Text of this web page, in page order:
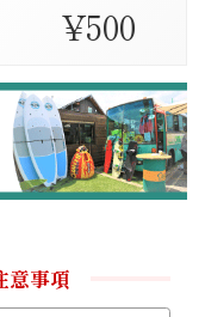
¥500
意事項